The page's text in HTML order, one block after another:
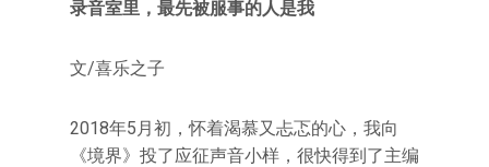
录音室里，最先被服事的人是我
文/喜乐之子
2018年5月初，怀着渴慕又忐忑的心，我向
《境界》投了应征声音小样，很快得到了主编